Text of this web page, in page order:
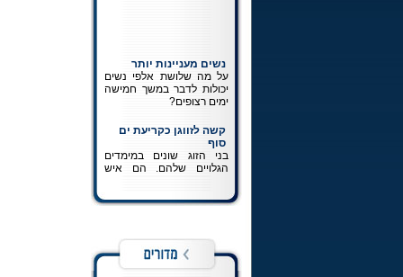
על מה שלושת אלפי נשים
יכולות לדבר במשך חמישה
ימים רצופים?
סוף
בני הזוג שונים במימדים
הגלויים שלהם. הם איש
ואשה השונים במהותם. הם
במציאותם כשונה זהו חלק
כתיבה לרבי
כל מה שרצית לדעת על